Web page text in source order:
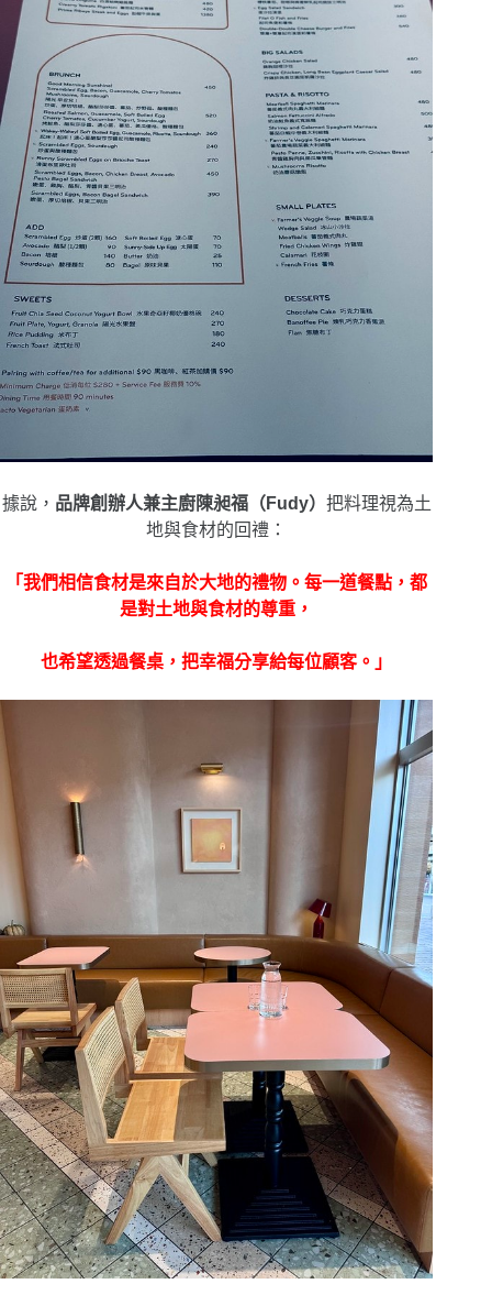
據說， 品牌創辦人兼主廚陳昶福（ Fudy） 把料理視為土
地與食材的回禮：
「我們相信食材是來自於大地的禮物。每一道餐點，都
是對土地與食材的尊重，
也希望透過餐桌，把幸福分享給每位顧客。」